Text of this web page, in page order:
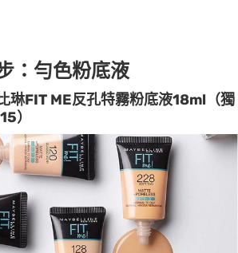
：勻色粉底液
琳FIT ME反孔特霧粉底液18ml（獨
）